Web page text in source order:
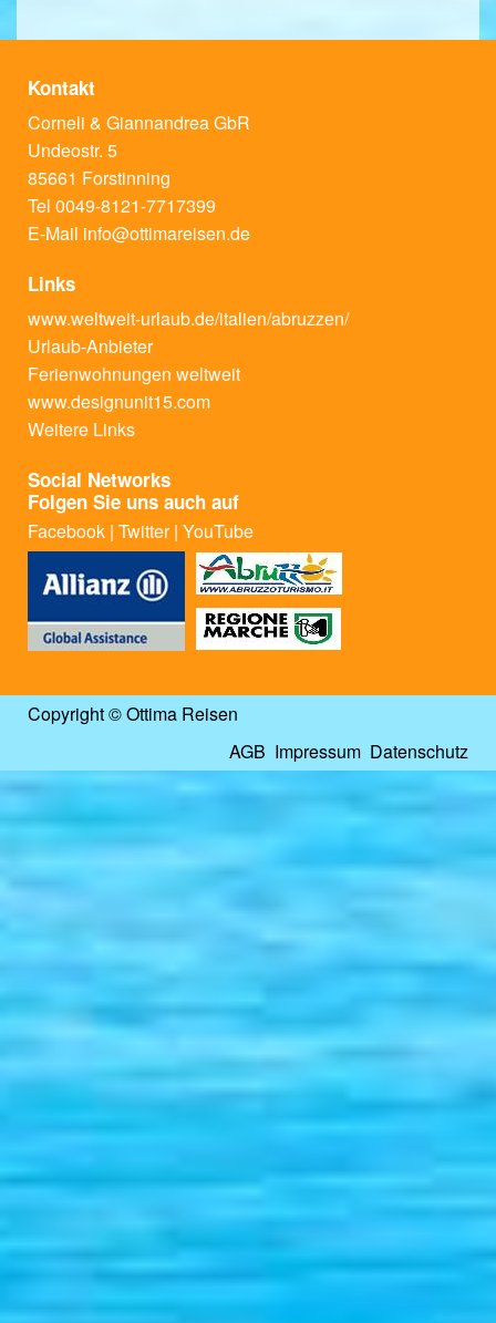
Kontakt
Corneli & Giannandrea GbR
Undeostr. 5
85661 Forstinning
Tel 0049-8121-7717399
E-Mail info@ottimareisen.de
Links
www.weltweit-urlaub.de/italien/abruzzen/
Urlaub-Anbieter
Ferienwohnungen weltweit
www.designunit15.com
Weitere Links
Social Networks
Folgen Sie uns auch auf
Facebook | Twitter| YouTube
Copyright © Ottima Reisen
AGB Impressum Datenschutz